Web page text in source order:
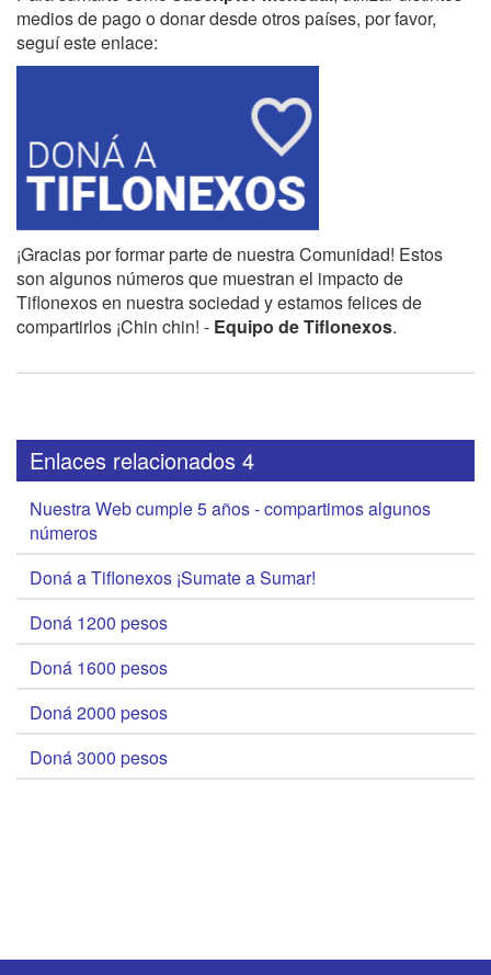
medios de pago o donar desde otros países, por favor,
seguí este enlace:
¡Gracias por formar parte de nuestra Comunidad! Estos
son algunos números que muestran el impacto de
Tiflonexos en nuestra sociedad y estamos felices de
compartirlos ¡Chin chin! - Equipo de Tiflonexos.
Enlaces relacionados 4
Nuestra Web cumple 5 años - compartimos algunos
números
Doná a Tiflonexos ¡Sumate a Sumar!
Doná 1200 pesos
Doná 1600 pesos
Doná 2000 pesos
Doná 3000 pesos